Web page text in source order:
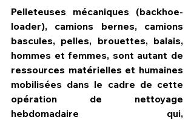
Pelleteuses mécaniques (backhoe-
loader), camions bernes, camions
bascules, pelles, brouettes, balais,
hommes et femmes, sont autant de
ressources matérielles et humaines
mobilisées dans le cadre de cette
opération de nettoyage
hebdomadaire qui,